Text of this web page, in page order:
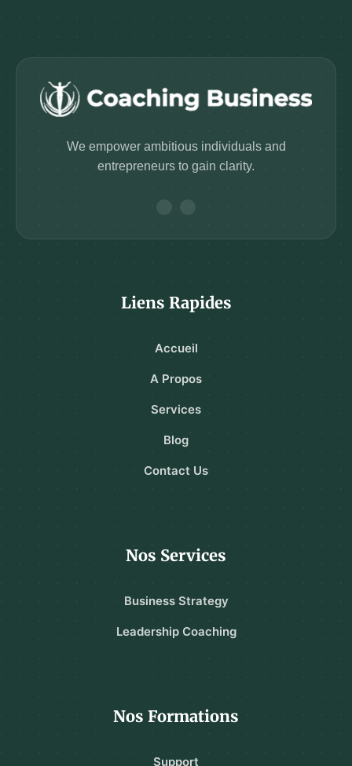
We empower ambitious individuals and
entrepreneurs to gain clarity.
Liens Rapides
Accueil
A Propos
Services
Blog
Contact Us
Nos Services
Business Strategy
Leadership Coaching
Nos Formations
Support